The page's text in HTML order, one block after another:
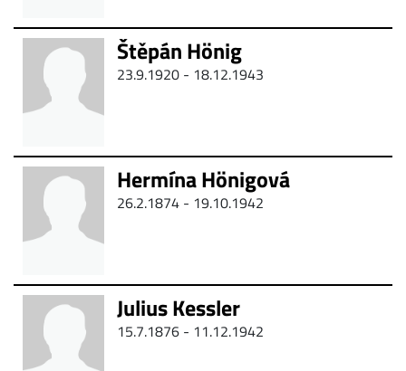
Štěpán Hönig
23.9.1920 - 18.12.1943
Hermína Hönigová
26.2.1874 - 19.10.1942
Julius Kessler
15.7.1876 - 11.12.1942